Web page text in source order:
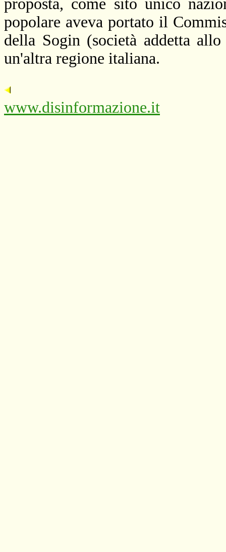
proposta, come sito unico
popolare aveva portato il
della Sogin (società addetta
un'altra regione italiana.
www.disinformazione.it